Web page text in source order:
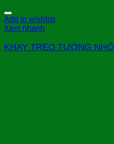
Add to wishlist
Xem nhanh
KHAY TREO TƯỜNG NHỎ